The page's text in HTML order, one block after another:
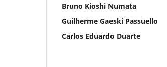
Bruno Kioshi Numata
Guilherme Gaeski Passuello
Carlos Eduardo Duarte